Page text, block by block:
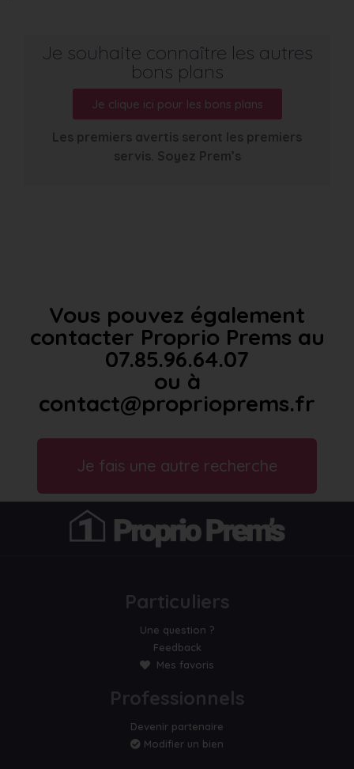
Je souhaite connaître les autres
bons plans
Je clique ici pour les bons plans
Les premiers avertis seront les premiers
servis. Soyez Prem’s
Vous pouvez également
contacter Proprio Prems au
07.85.96.64.07
ou à
contact@proprioprems.fr
Je fais une autre recherche
Particuliers
Une question ?
Feedback
Mes favoris
Professionnels
Devenir partenaire
Modifier un bien